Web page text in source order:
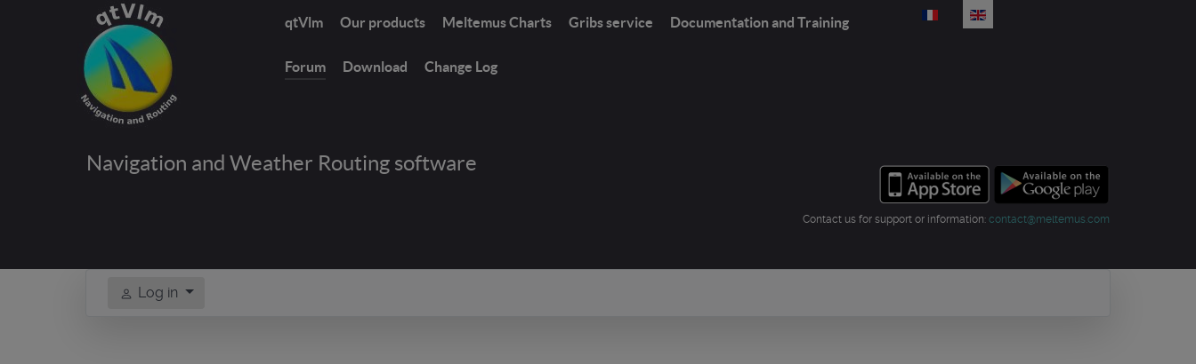
qtVlm Our products Meltemus Charts Gribs service Documentation and Training
Forum Download Change Log
Select your language
Navigation and Weather Routing software
Contact us for support or information: contact@meltemus.com
Log in